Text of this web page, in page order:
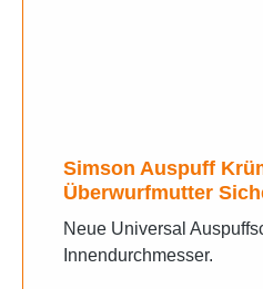
Simson Auspuff
Überwurfmutter
Neue Universal
Innendurchmesser.